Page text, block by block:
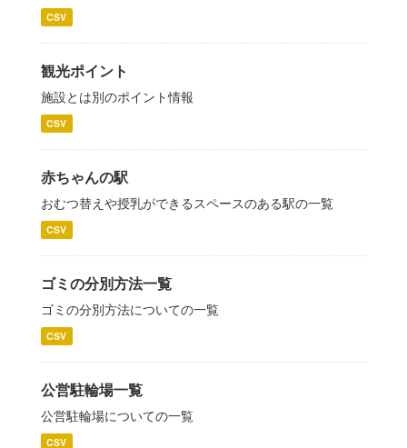
CSV
観光ポイント
施設とは別のポイント情報
CSV
赤ちゃんの駅
おむつ替えや授乳ができるスペースのある駅の一覧
CSV
ゴミの分別方法一覧
ゴミの分別方法についての一覧
CSV
公営駐輪場一覧
公営駐輪場についての一覧
CSV